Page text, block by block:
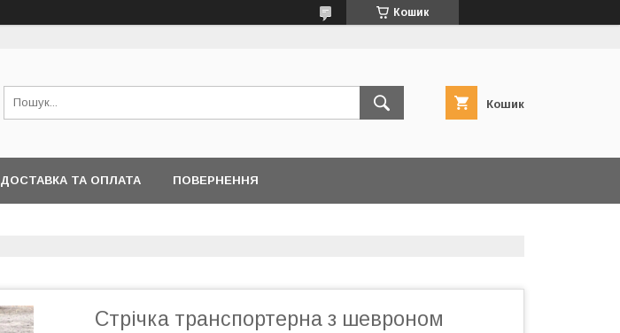
Кошик
Кошик
ДОСТАВКА ТА ОПЛАТА ПОВЕРНЕННЯ
Стрічка транспортерна з шевроном